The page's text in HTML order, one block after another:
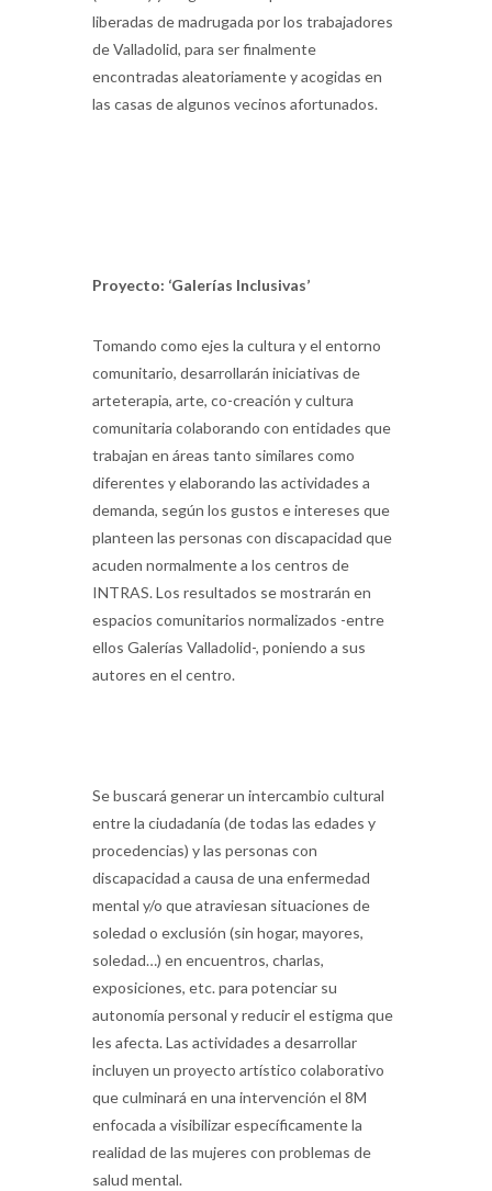
liberadas de madrugada por los trabajadores
de Valladolid, para ser finalmente
encontradas aleatoriamente y acogidas en
las casas de algunos vecinos afortunados.
Proyecto: ‘Galerías Inclusivas’
Tomando como ejes la cultura y el entorno
comunitario, desarrollarán iniciativas de
arteterapia, arte, co-creación y cultura
comunitaria colaborando con entidades que
trabajan en áreas tanto similares como
diferentes y elaborando las actividades a
demanda, según los gustos e intereses que
planteen las personas con discapacidad que
acuden normalmente a los centros de
INTRAS. Los resultados se mostrarán en
espacios comunitarios normalizados -entre
ellos Galerías Valladolid-, poniendo a sus
autores en el centro.
Se buscará generar un intercambio cultural
entre la ciudadanía (de todas las edades y
procedencias) y las personas con
discapacidad a causa de una enfermedad
mental y/o que atraviesan situaciones de
soledad o exclusión (sin hogar, mayores,
soledad…) en encuentros, charlas,
exposiciones, etc. para potenciar su
autonomía personal y reducir el estigma que
les afecta. Las actividades a desarrollar
incluyen un proyecto artístico colaborativo
que culminará en una intervención el 8M
enfocada a visibilizar específicamente la
realidad de las mujeres con problemas de
salud mental.